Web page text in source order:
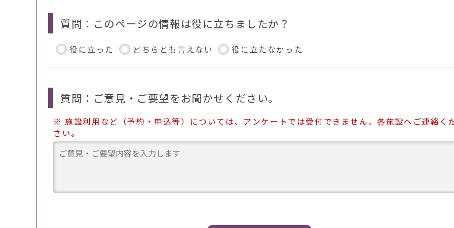
質問：このページの情報は役に立ちましたか？
役に立った どちらとも言えない 役に立たなかった
質問：ご意見・ご要望をお聞かせください。
※ 施設利用など（予約・申込等）については、アンケートでは受付できません。各施設へご連絡く
さい。